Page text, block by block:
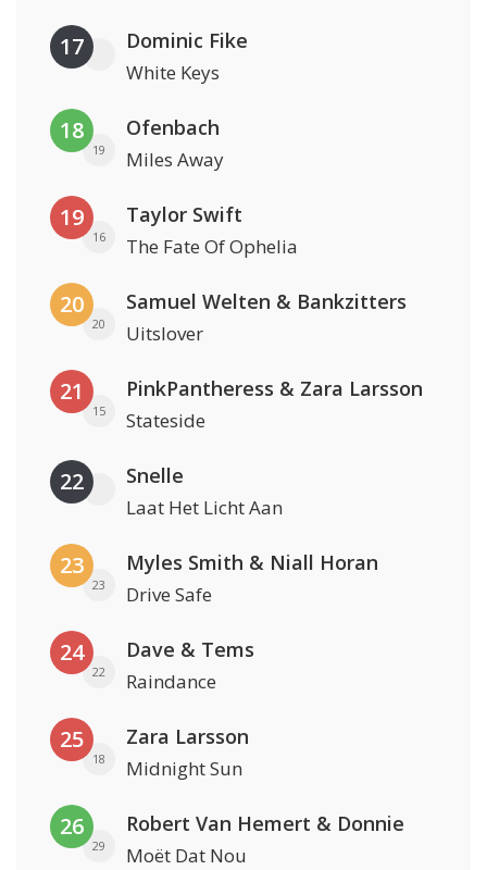
17 Dominic Fike
White Keys
18
19
Ofenbach
Miles Away
19
16
Taylor Swift
The Fate Of Ophelia
20
20
Samuel Welten & Bankzitters
Uitslover
21
15
PinkPantheress & Zara Larsson
Stateside
22 Snelle
Laat Het Licht Aan
23
23
Myles Smith & Niall Horan
Drive Safe
24
22
Dave & Tems
Raindance
25
18
Zara Larsson
Midnight Sun
26
29
Robert Van Hemert & Donnie
Moët Dat Nou